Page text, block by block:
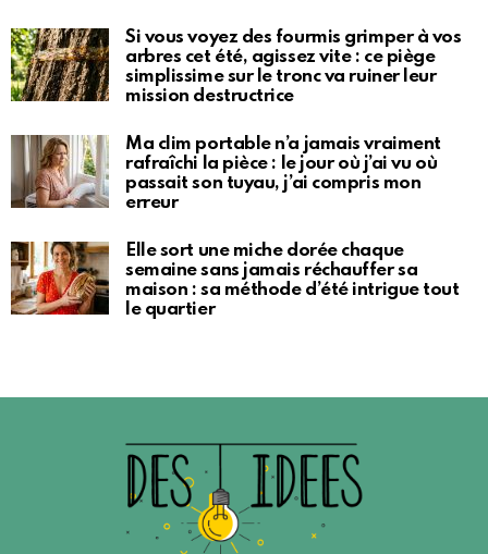
Si vous voyez des fourmis grimper à vos
arbres cet été, agissez vite : ce piège
simplissime sur le tronc va ruiner leur
mission destructrice
Ma clim portable n’a jamais vraiment
rafraîchi la pièce : le jour où j’ai vu où
passait son tuyau, j’ai compris mon
erreur
Elle sort une miche dorée chaque
semaine sans jamais réchauffer sa
maison : sa méthode d’été intrigue tout
le quartier